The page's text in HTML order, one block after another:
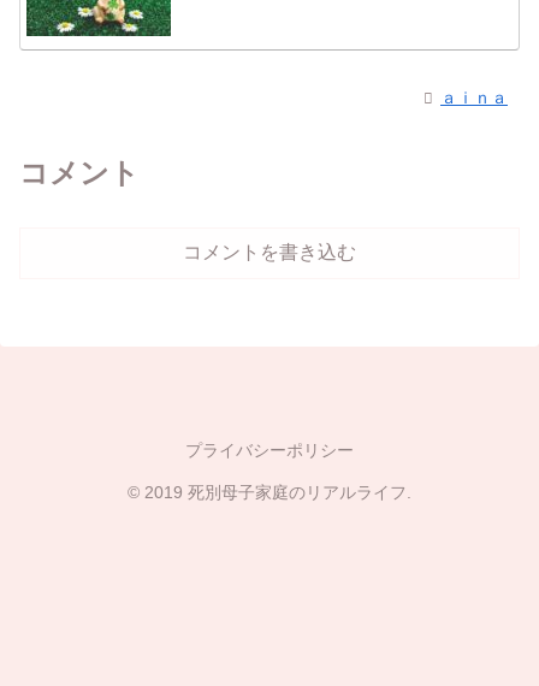
ａｉｎａ
コメント
コメントを書き込む
プライバシーポリシー
© 2019 死別母子家庭のリアルライフ.